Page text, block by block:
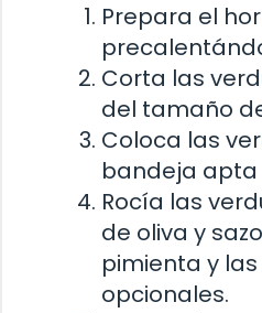
Prepara el
Corta las
del tamaño
Coloca las
bandeja apta
Rocía las
de oliva y
pimienta y
opcionales.